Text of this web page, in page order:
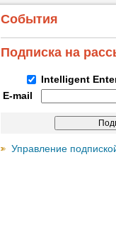
События
Подписка на
Intelligent
E-mail
Управление